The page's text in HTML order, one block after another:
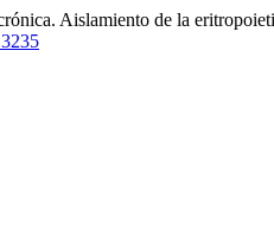
Aislamiento de la